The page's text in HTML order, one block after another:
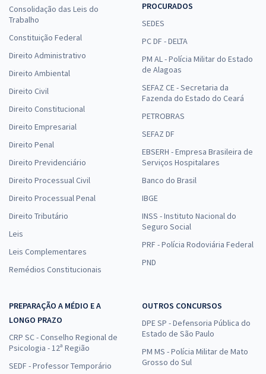
Consolidação das Leis do
Trabalho
Constituição Federal
Direito Administrativo
Direito Ambiental
Direito Civil
Direito Constitucional
Direito Empresarial
Direito Penal
Direito Previdenciário
Direito Processual Civil
Direito Processual Penal
Direito Tributário
Leis
Leis Complementares
Remédios Constitucionais
PROCURADOS
SEDES
PC DF - DELTA
PM AL - Polícia Militar do Estado
de Alagoas
SEFAZ CE - Secretaria da
Fazenda do Estado do Ceará
PETROBRAS
SEFAZ DF
EBSERH - Empresa Brasileira de
Serviços Hospitalares
Banco do Brasil
IBGE
INSS - Instituto Nacional do
Seguro Social
PRF - Polícia Rodoviária Federal
PND
PREPARAÇÃO A MÉDIO E A
LONGO PRAZO
CRP SC - Conselho Regional de
Psicologia - 12ª Região
SEDF - Professor Temporário
OUTROS CONCURSOS
DPE SP - Defensoria Pública do
Estado de São Paulo
PM MS - Polícia Militar de Mato
Grosso do Sul